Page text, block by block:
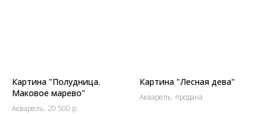
Картина "Полудница.
Маковое марево"
Акварель. 20 500 р.
Картина "Лесная дева"
Акварель. продана